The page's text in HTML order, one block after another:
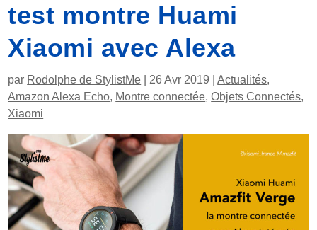
test montre Huami
Xiaomi avec Alexa
par Rodolphe de StylistMe 26 Avr 2019 |Actualités,
Amazon Alexa Echo, Montre connectée,Objets Connectés,
Xiaomi